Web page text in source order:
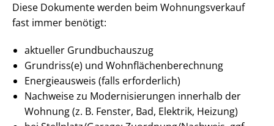
Diese Dokumente werden beim Wohnungsverkauf
fast immer benötigt:
aktueller Grundbuchauszug
Grundriss(e) und Wohn­flä­chen­be­rech­nung
Energieausweis (falls erforderlich)
Nachweise zu Mo­der­ni­sie­run­gen innerhalb der
Wohnung (z. B. Fenster, Bad, Elektrik, Heizung)